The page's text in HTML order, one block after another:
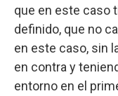
que en este caso
definido, que no
en este caso, sin
en contra y
entorno en el